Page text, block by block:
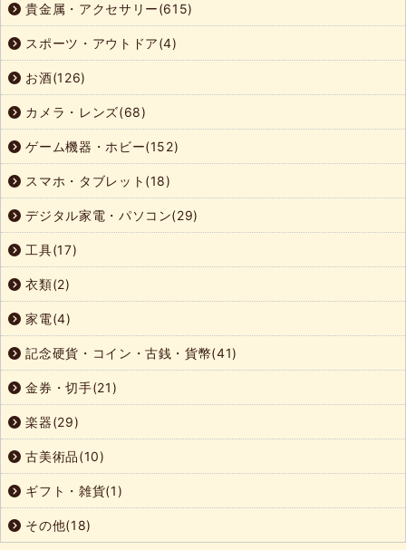
貴金属・アクセサリー(615)
スポーツ・アウトドア(4)
お酒(126)
カメラ・レンズ(68)
ゲーム機器・ホビー(152)
スマホ・タブレット(18)
デジタル家電・パソコン(29)
工具(17)
衣類(2)
家電(4)
記念硬貨・コイン・古銭・貨幣(41)
金券・切手(21)
楽器(29)
古美術品(10)
ギフト・雑貨(1)
その他(18)